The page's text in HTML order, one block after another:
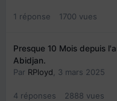
1 réponse 1700 vues
Presque 10 Mois depuis
Abidjan.
Par RPloyd 3 mars 2025
4 réponses 2888 vues